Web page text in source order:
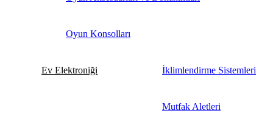
Oyun Konsolları
Ev Elektroniği İklimlendirme Sistemleri
Mutfak Aletleri